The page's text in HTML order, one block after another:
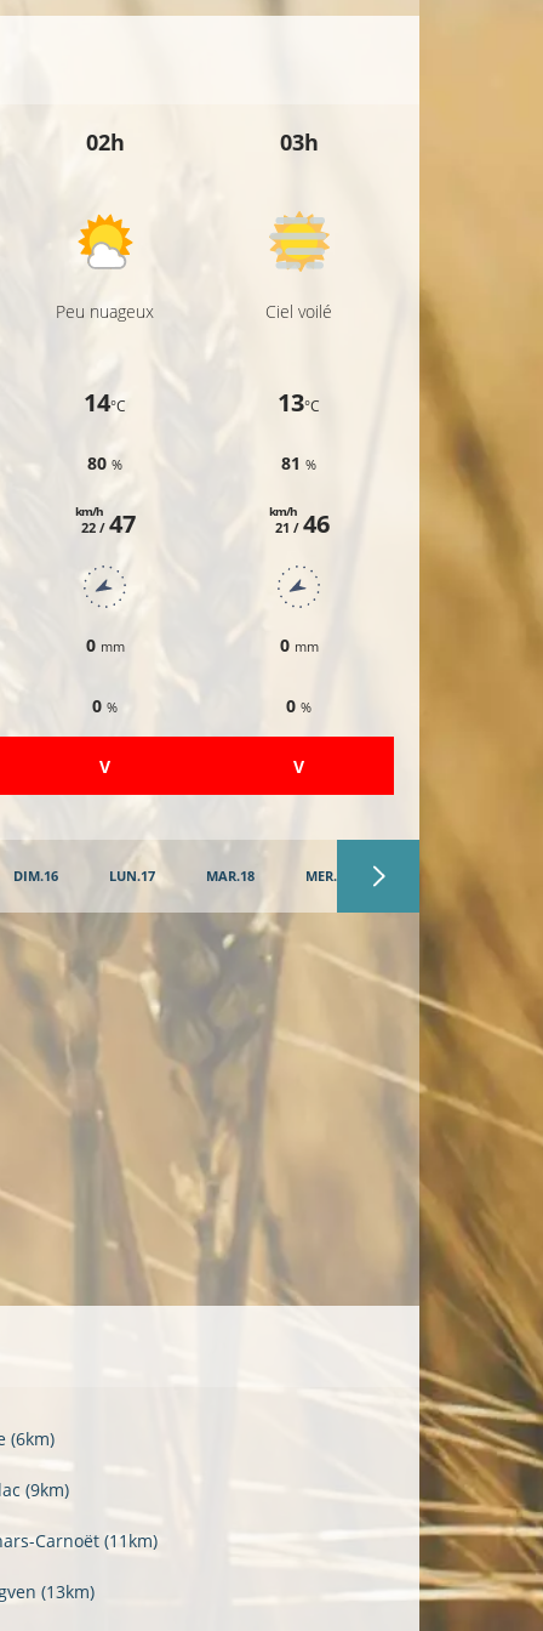
02h
Peu nuageux
14°C
80%
22 /
km/h 47
0 mm
0%
​V
03h
Ciel voilé
13°C
81%
21 /
km/h 46
0 mm
0%
​V
13
46
DIM.16 LUN.17 MAR.18 MER.19
(6km)
(9km)
Carnoët (11km)
(13km)